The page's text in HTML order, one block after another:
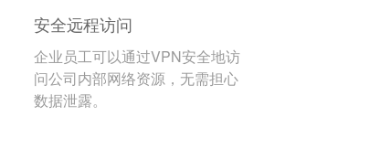
安全远程访问
企业员工可以通过VPN安全地访
问公司内部网络资源，无需担心
数据泄露。